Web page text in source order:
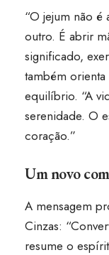
“O jejum não é
outro. É abrir
significado,
também
equilíbrio. “A
serenidade. O
coração.”
Um novo
A mensagem
Cinzas:
resume o